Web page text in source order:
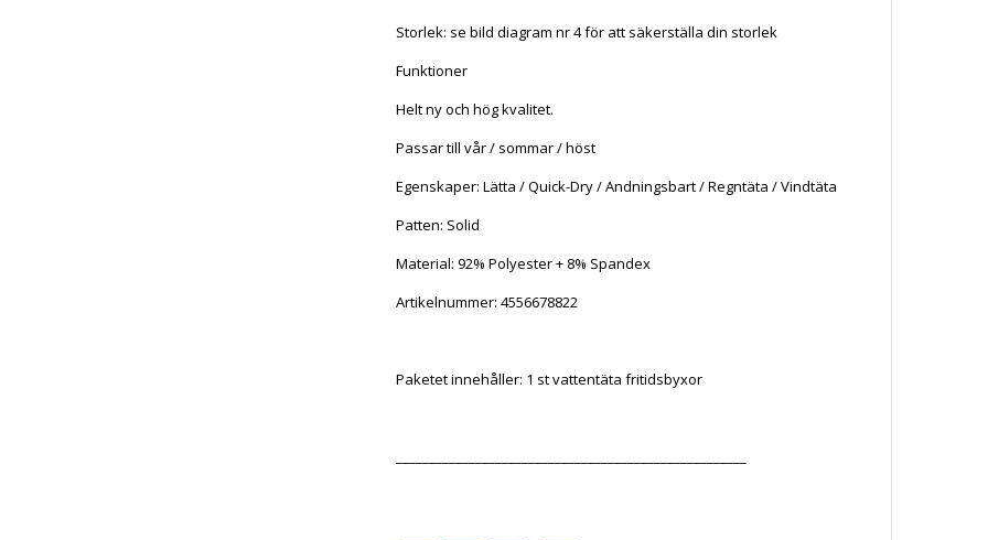
Storlek: se bild diagram nr 4 för att säkerställa din storlek
Funktioner
Helt ny och hög kvalitet.
Passar till vår / sommar / höst
Egenskaper: Lätta / Quick-Dry / Andningsbart / Regntäta / Vindtäta
Patten: Solid
Material: 92% Polyester + 8% Spandex
Artikelnummer: 4556678822
Paketet innehåller: 1 st vattentäta fritidsbyxor